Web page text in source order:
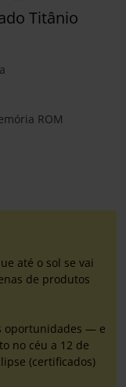
Titânio
ROM
até o sol se vai
de produtos
oportunidades — e
no céu a 12 de
(certificados)